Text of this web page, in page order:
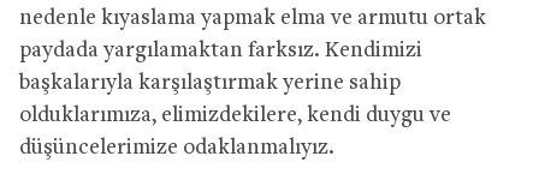
nedenle kıyaslama yapmak elma ve armutu ortak
paydada yargılamaktan farksız. Kendimizi
başkalarıyla karşılaştırmak yerine sahip
olduklarımıza, elimizdekilere, kendi duygu ve
düşüncelerimize odaklanmalıyız.